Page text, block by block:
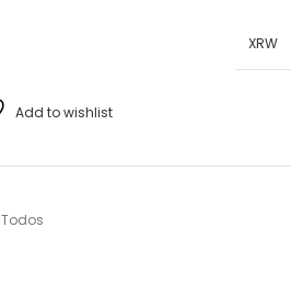
XRW
Add to wishlist
Todos